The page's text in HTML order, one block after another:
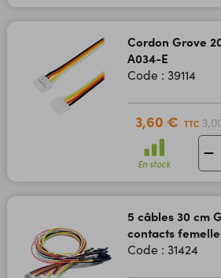
Cordon Grove
A034-E
Code : 39114
3,60 € TTC
En stock
5 câbles 30 cm
contacts
Code : 31424